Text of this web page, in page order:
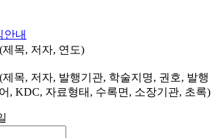
안내
제목, 저자, 연도)
목, 저자, 발행기관, 학술지명, 권호, 발행
, KDC, 자료형태, 수록면, 소장기관, 초록)